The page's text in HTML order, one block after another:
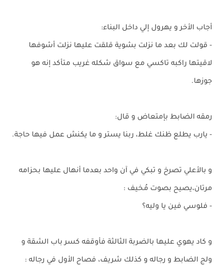
أجاب الأخر و يهرول إلي داخل البناء:
- قولت لك بعد ما نزلت بشوية قلقت عليها نزلت أشوفها
لاقيتها راكبه تاكسي مع سواق شكله غريب متأكد إنه هو
جوزها.
رمقه الضابط بإمتعاض و قال:
- يارب يطلع ظنك غلط، ربنا يستر و ما يكنش عمل فيها حاجة.
و بالأعلي تصرخ و تبكي في آن واحد بعدما أنهال عليها بحزامه
مرتان،يصيح بصوت مُخيف :
- فلوسي فين يا وليه؟
و كاد يهوي عليها بالضربة الثالثة فأوقفه كسر باب الشقة و
ولج الضابط و رجاله و كذلك شريف، فصاح الأول في رجاله :